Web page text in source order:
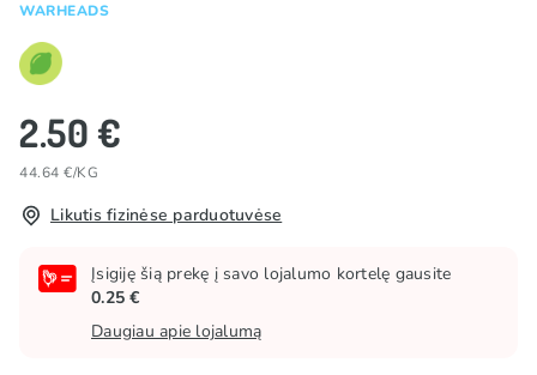
WARHEADS
2.50 €
44.64 €/KG
Likutis fizinėse parduotuvėse
Įsigiję šią prekę į savo lojalumo kortelę gausite
0.25 €
Daugiau apie lojalumą